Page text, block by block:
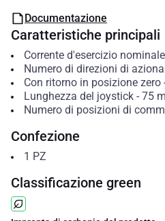
Documentazione
Caratteristiche principali
Corrente d'esercizio nominale
Numero di direzioni di
Con ritorno in posizione zero
Lunghezza del joystick- 75
Numero di posizioni di
Confezione
1 PZ
Classificazione green